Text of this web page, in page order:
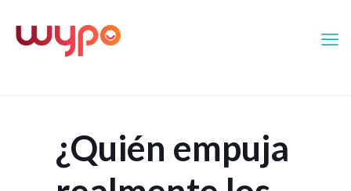
¿Quién empuja